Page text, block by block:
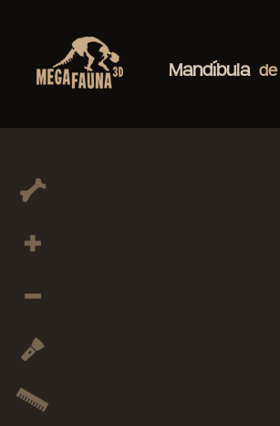
Mandíbula de